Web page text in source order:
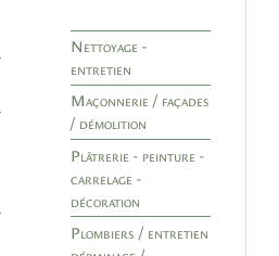
Nettoyage -
entretien
Maçonnerie / façades
/ démolition
Plâtrerie - peinture -
carrelage -
décoration
Plombiers / entretien